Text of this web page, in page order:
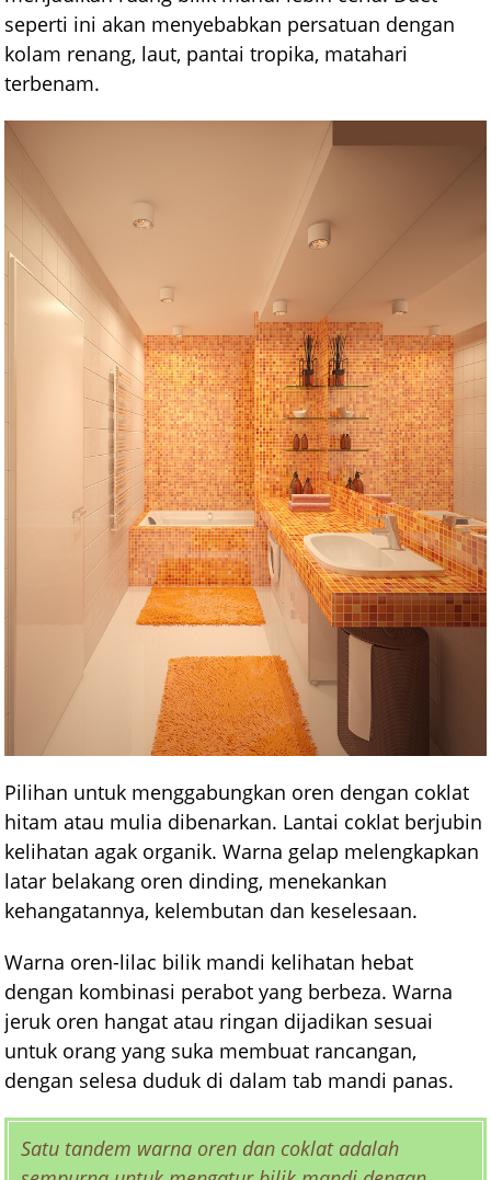
seperti ini akan menyebabkan persatuan dengan
kolam renang, laut, pantai tropika, matahari
terbenam.
Pilihan untuk menggabungkan oren dengan coklat
hitam atau mulia dibenarkan. Lantai coklat berjubin
kelihatan agak organik. Warna gelap melengkapkan
latar belakang oren dinding, menekankan
kehangatannya, kelembutan dan keselesaan.
Warna oren-lilac bilik mandi kelihatan hebat
dengan kombinasi perabot yang berbeza. Warna
jeruk oren hangat atau ringan dijadikan sesuai
untuk orang yang suka membuat rancangan,
dengan selesa duduk di dalam tab mandi panas.
Satu tandem warna oren dan coklat adalah